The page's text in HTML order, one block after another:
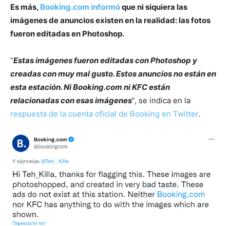
Es más, Booking.com informóque ni siquiera las
imágenes de anuncios existen en la realidad: las fotos
fueron editadas en Photoshop.
“Estas imágenes fueron editadas con Photoshop y
creadas con muy mal gusto. Estos anuncios no están en
esta estación. Ni Booking.com ni KFC están
relacionadas con esas imágenes”, se indica en la
respuesta de la cuenta oficial de Booking en Twitter.